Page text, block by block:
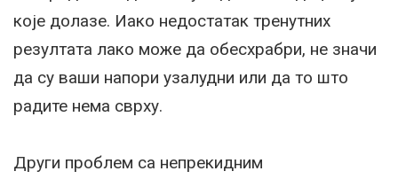
које долазе. Иако недостатак тренутних
резултата лако може да обесхрабри, не значи
да су ваши напори узалудни или да то што
радите нема сврху.
Други проблем са непрекидним